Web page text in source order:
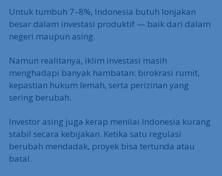
belum tuntas, pertumbuhan ekonomi akan selalu
tertahan di level menengah.
Investasi yang Belum Optimal
Untuk tumbuh 7–8%, Indonesia butuh lonjakan
besar dalam investasi produktif — baik dari dalam
negeri maupun asing.
Namun realitanya, iklim investasi masih
menghadapi banyak hambatan: birokrasi rumit,
kepastian hukum lemah, serta perizinan yang
sering berubah.